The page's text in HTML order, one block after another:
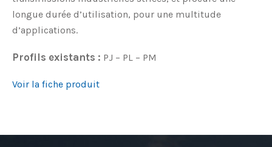
longue durée d’utilisation, pour une multitude
d’applications.
Profils existants : PJ – PL – PM
Voir la fiche produit